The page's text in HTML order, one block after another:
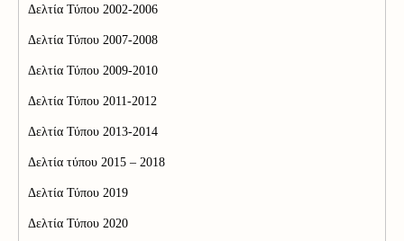
Δελτία Τύπου 2002-2006
Δελτία Τύπου 2007-2008
Δελτία Τύπου 2009-2010
Δελτία Τύπου 2011-2012
Δελτία Τύπου 2013-2014
Δελτία τύπου 2015 – 2018
Δελτία Τύπου 2019
Δελτία Τύπου 2020